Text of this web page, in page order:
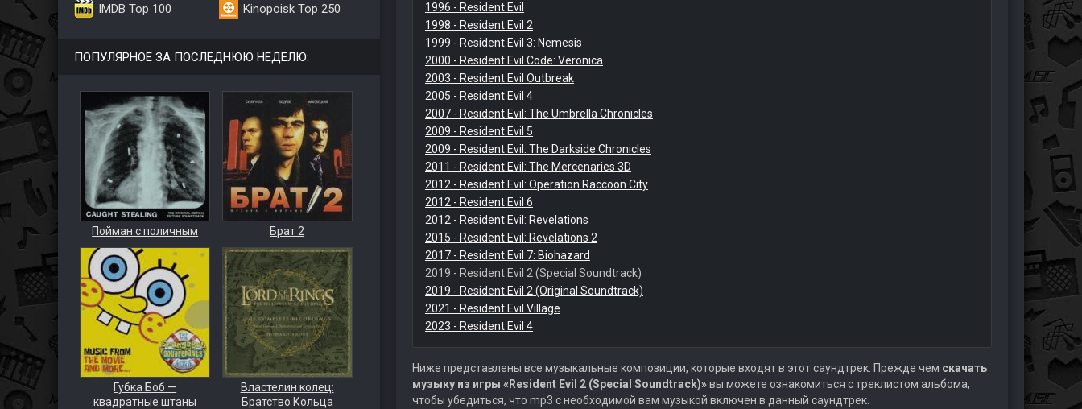
IMDB Top 100 Kinopoisk Top 250
ПОПУЛЯРНОЕ ЗА ПОСЛЕДНЮЮ НЕДЕЛЮ:
Пойман с поличным Брат 2
Губка Боб —
квадратные штаны
Властелин колец:
Братство Кольца
1996 - Resident Evil
1998 - Resident Evil 2
1999 - Resident Evil 3: Nemesis
2000 - Resident Evil Code: Veronica
2003 - Resident Evil Outbreak
2005 - Resident Evil 4
2007 - Resident Evil: The Umbrella Chronicles
2009 - Resident Evil 5
2009 - Resident Evil: The Darkside Chronicles
2011 - Resident Evil: The Mercenaries 3D
2012 - Resident Evil: Operation Raccoon City
2012 - Resident Evil 6
2012 - Resident Evil: Revelations
2015 - Resident Evil: Revelations 2
2017 - Resident Evil 7: Biohazard
2019 - Resident Evil 2 (Special Soundtrack)
2019 - Resident Evil 2 (Original Soundtrack)
2021 - Resident Evil Village
2023 - Resident Evil 4
Ниже представлены все музыкальные композиции, которые входят в этот саундтрек. Прежде чем скачать
музыку из игры «Resident Evil 2 (Special Soundtrack)»вы можете ознакомиться с треклистом альбома,
чтобы убедиться, что mp3 с необходимой вам музыкой включен в данный саундтрек.